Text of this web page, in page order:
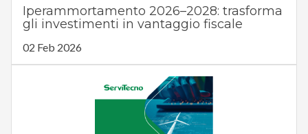
Iperammortamento 2026–2028: trasforma
gli investimenti in vantaggio fiscale
02 Feb 2026